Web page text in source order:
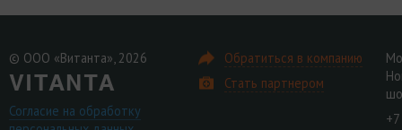
© ООО «Витанта», 2026
Согласие на обработку
Обратиться в компанию
Стать партнером